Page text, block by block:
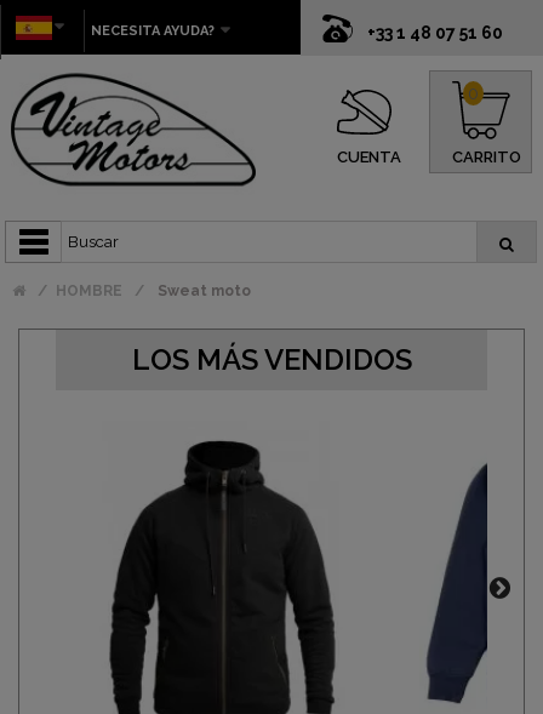
+33 1 48 07 51 60
NECESITA AYUDA?
CUENTA CARRITO
0
HOMBRE Sweat moto
LOS MÁS VENDIDOS